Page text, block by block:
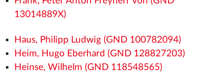
13014889X)
Haus, Philipp Ludwig (GND 100782094)
Heim, Hugo Eberhard (GND 128827203)
Heinse, Wilhelm (GND 118548565)